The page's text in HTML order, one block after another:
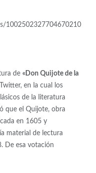
1002502327704670210
de «Don Quijote de la
en la cual los
de la literatura
que el Quijote, obra
en 1605 y
material de lectura
De esa votación